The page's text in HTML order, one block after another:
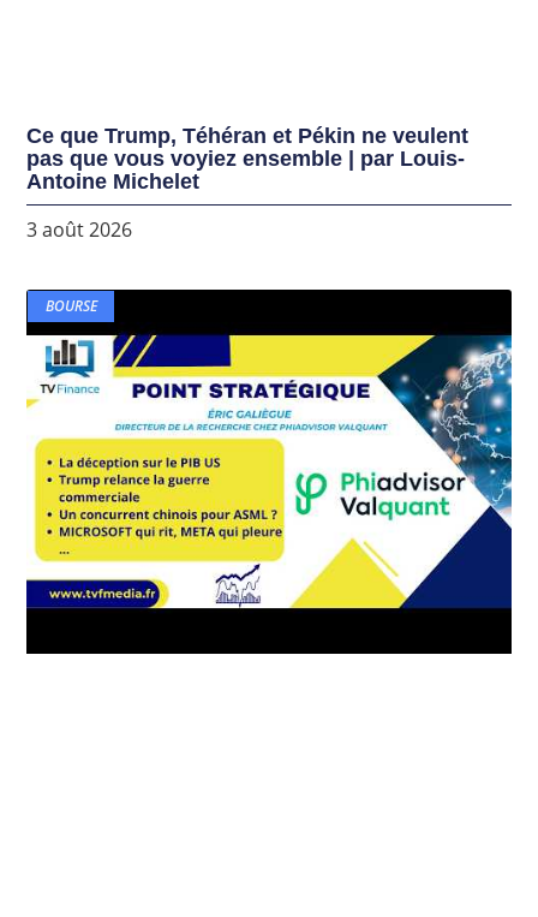
Ce que Trump, Téhéran et Pékin ne veulent
pas que vous voyiez ensemble | par Louis-
Antoine Michelet
3 août 2026
BOURSE